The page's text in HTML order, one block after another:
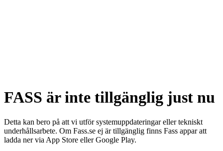
FASS är inte tillgänglig just nu
Detta kan bero på att vi utför systemuppdateringar eller tekniskt
underhållsarbete. Om Fass.se ej är tillgänglig finns Fass appar att
ladda ner via App Store eller Google Play.